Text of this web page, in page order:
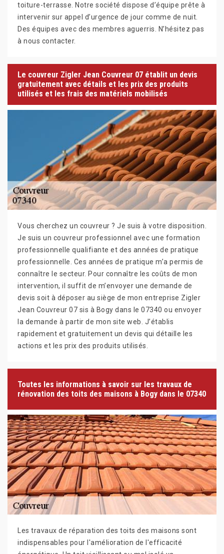
toiture-terrasse. Notre société dispose d’équipe prête à
intervenir sur appel d’urgence de jour comme de nuit.
Des équipes avec des membres aguerris. N’hésitez pas
à nous contacter.
Le couvreur Zigler Jean Couvreur 07 établit un devis
gratuitement avec détails et les prix des produits
utilisés et les frais des matériels mobilisés
Vous cherchez un couvreur ? Je suis à votre disposition.
Je suis un couvreur professionnel avec une formation
professionnelle qualifiante et des années de pratique
professionnelle. Ces années de pratique m’a permis de
connaître le secteur. Pour connaître les coûts de mon
intervention, il suffit de m’envoyer une demande de
devis soit à déposer au siège de mon entreprise Zigler
Jean Couvreur 07 sis à Bogy dans le 07340 ou envoyer
la demande à partir de mon site web. J’établis
rapidement et gratuitement un devis qui détaille les
actions et les prix des produits utilisés.
Toutes les informations à savoir sur les travaux de
rénovation des toits des maisons à Bogy dans le 07340
Les travaux de réparation des toits des maisons sont
indispensables pour l'amélioration de l'efficacité